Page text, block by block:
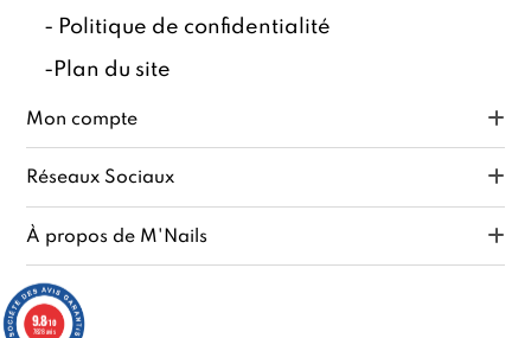
- Politique de confidentialité
- Plan du site
Mon compte
Réseaux Sociaux
À propos de M'Nails
9.8/10
7828 avis